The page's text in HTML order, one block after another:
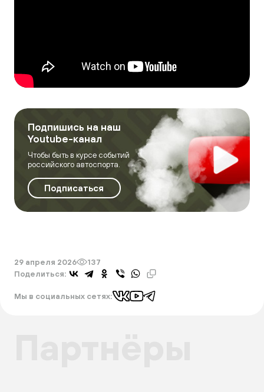
Подпишись на наш
Youtube-канал
Чтобы быть в курсе событий
российского автоспорта.
Подписаться
29 апреля 2026
137
Поделиться:
Мы в социальных сетях: